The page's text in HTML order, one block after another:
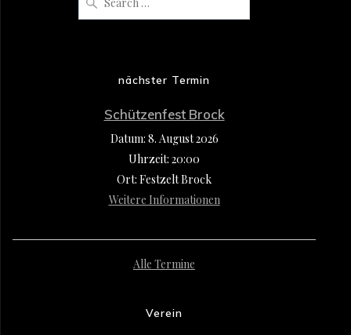
for:
nächster Termin
Schützenfest Brock
Datum: 8. August 2026
Uhrzeit: 20:00
Ort: Festzelt Brock
Weitere Informationen
Alle Termine
Verein